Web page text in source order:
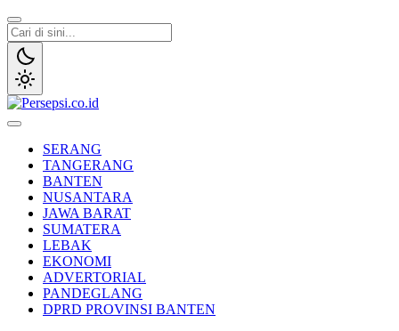
Lewati
ke
konten
SERANG
TANGERANG
BANTEN
NUSANTARA
JAWA BARAT
SUMATERA
LEBAK
EKONOMI
ADVERTORIAL
PANDEGLANG
DPRD PROVINSI BANTEN